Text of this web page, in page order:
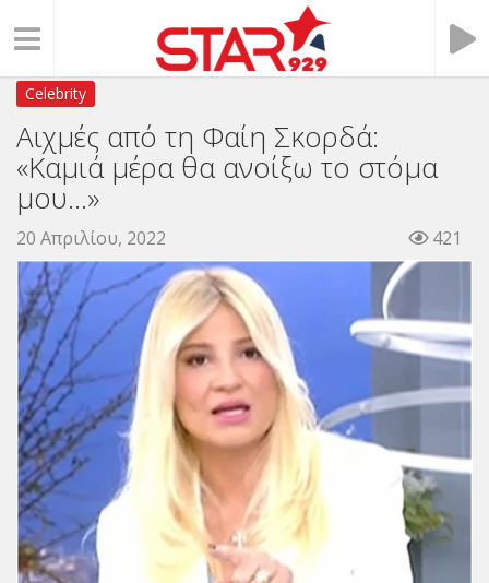
Celebrity
Αιχμές από τη Φαίη Σκορδά:
«Καμιά μέρα θα ανοίξω το στόμα
μου…»
20 Απριλίου, 2022 421